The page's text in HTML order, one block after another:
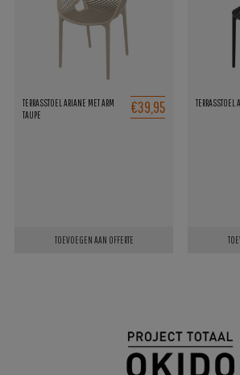
TERRASSTOEL ARIANE MET ARM
TAUPE
€39,95
TOEVOEGEN AAN OFFERTE
TERRASSTOEL